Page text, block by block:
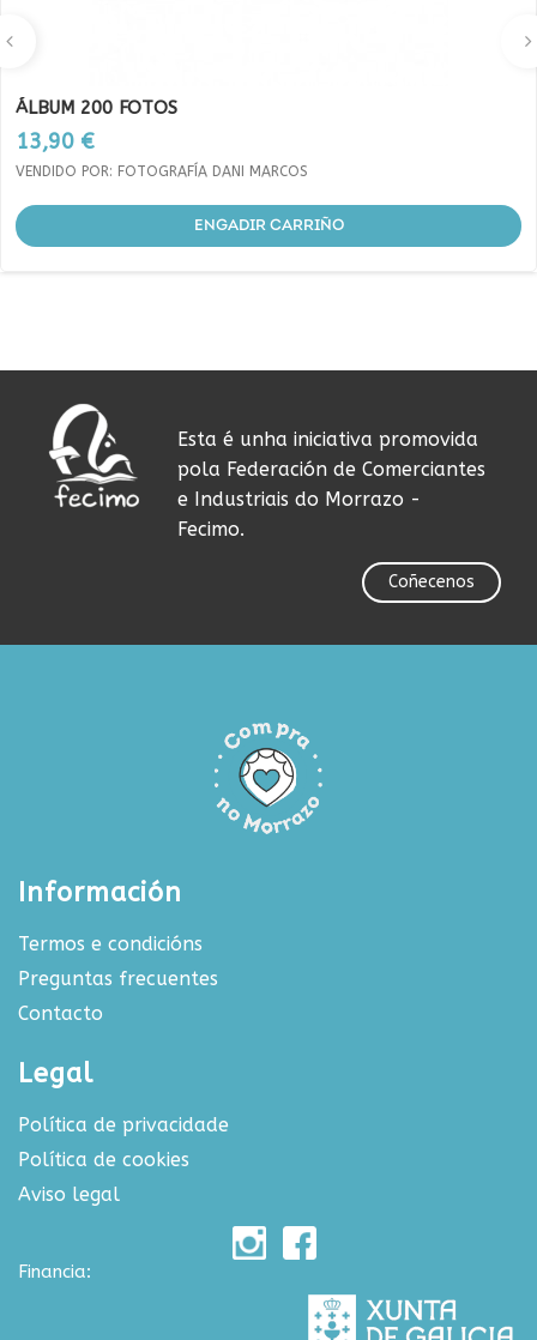
ÁLBUM 200 FOTOS
Prezo
13,90 €
VENDIDO POR: FOTOGRAFÍA DANI MARCOS
ENGADIR CARRIÑO
Esta é unha iniciativa promovida
pola Federación de Comerciantes
e Industriais do Morrazo -
Fecimo.
Coñecenos
Información
Termos e condicións
Preguntas frecuentes
Contacto
Legal
Política de privacidade
Política de cookies
Aviso legal
Financia: